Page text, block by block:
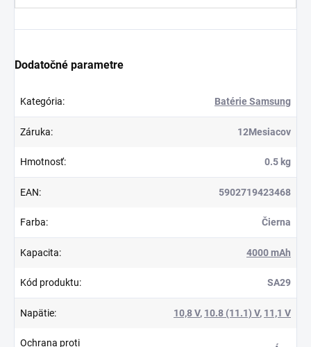
Dodatočné parametre
Kategória: Batérie Samsung
Záruka: 12Mesiacov
Hmotnosť: 0.5 kg
EAN: 5902719423468
Farba: Čierna
Kapacita: 4000 mAh
Kód produktu: SA29
Napätie: 10,8 V, 10.8 (11.1) V, 11,1 V
Ochrana proti